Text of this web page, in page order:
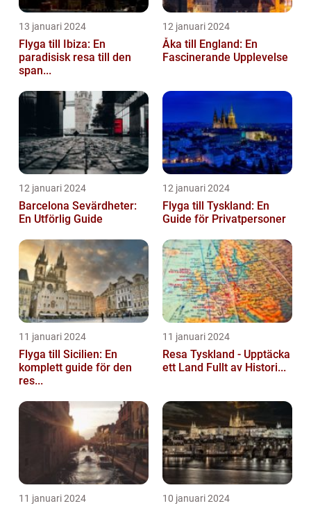
13 januari 2024
Flyga till Ibiza: En
paradisisk resa till den
span...
12 januari 2024
Åka till England: En
Fascinerande Upplevelse
12 januari 2024
Barcelona Sevärdheter:
En Utförlig Guide
12 januari 2024
Flyga till Tyskland: En
Guide för Privatpersoner
11 januari 2024
Flyga till Sicilien: En
komplett guide för den
res...
11 januari 2024
Resa Tyskland - Upptäcka
ett Land Fullt av Histori...
11 januari 2024 10 januari 2024